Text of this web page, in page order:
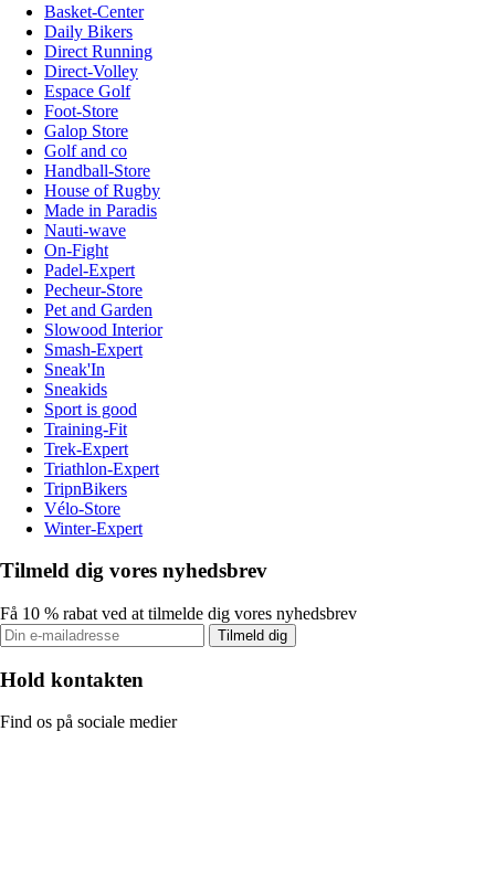
Basket-Center
Daily Bikers
Direct Running
Direct-Volley
Espace Golf
Foot-Store
Galop Store
Golf and co
Handball-Store
House of Rugby
Made in Paradis
Nauti-wave
On-Fight
Padel-Expert
Pecheur-Store
Pet and Garden
Slowood Interior
Smash-Expert
Sneak'In
Sneakids
Sport is good
Training-Fit
Trek-Expert
Triathlon-Expert
TripnBikers
Vélo-Store
Winter-Expert
Tilmeld dig vores nyhedsbrev
Få 10 % rabat ved at tilmelde dig vores nyhedsbrev
Tilmeld dig
Hold kontakten
Find os på sociale medier